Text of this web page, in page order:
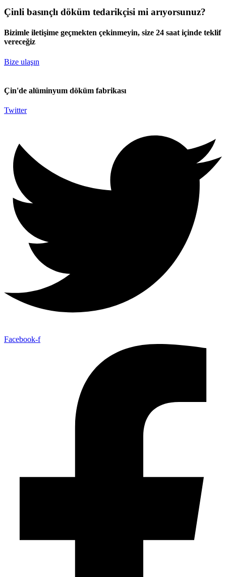
Çinli basınçlı döküm tedarikçisi mi arıyorsunuz?
Bizimle iletişime geçmekten çekinmeyin, size 24 saat içinde teklif
vereceğiz
Bize ulaşın
Çin'de alüminyum döküm fabrikası
Twitter
Facebook-f